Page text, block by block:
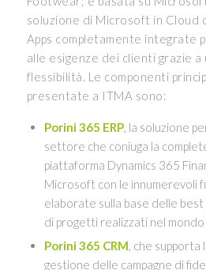
soluzione di Microsoft in Cloud
Apps completamente integrate
alle esigenze dei clienti grazie
flessibilità. Le componenti
presentate a ITMA sono:
Porini 365 ERP, la soluzione
settore che coniuga la
piattaforma Dynamics 365
Microsoft con le innumerevoli
elaborate sulla base delle
di progetti realizzati nel mondo
Porini 365 CRM, che supporta
gestione delle campagne di